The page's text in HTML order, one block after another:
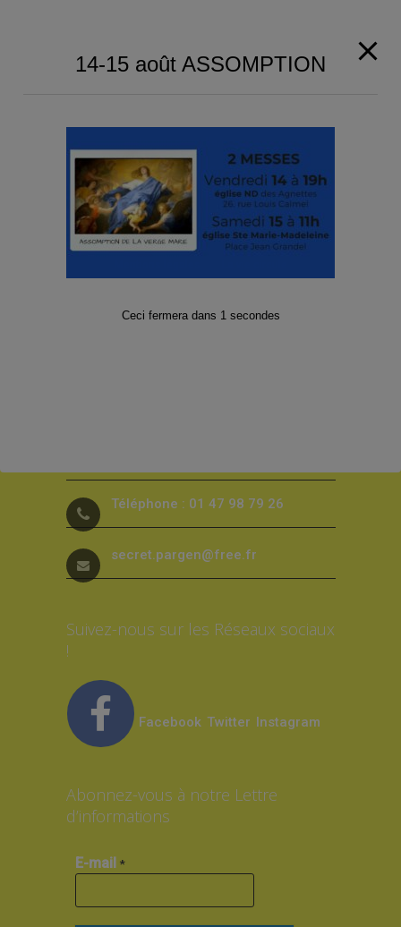
Paroisse de Gennevilliers et Asnières-
Demander un acte de baptême
Quête, Offrandes de Messes, Dons, Denier
de l’Eglise (dîme) et Legs
Parcours Alpha La Bible en 4 ans
(17.01)
Téléphone : 01 47 98 79 26
secret.pargen@free.fr
Suivez-nous sur les Réseaux sociaux
!
Facebook Twitter Instagram
Abonnez-vous à notre Lettre
d’informations
E-mail *